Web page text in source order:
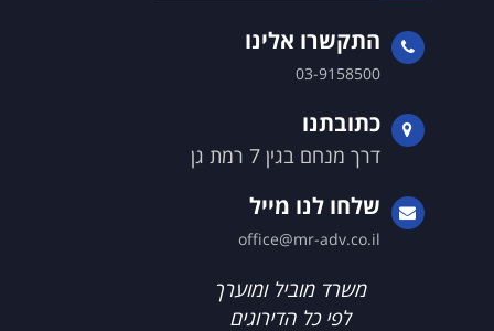
התקשרו אלינו
03-9158500
כתובתנו
דרך מנחם בגין 7 רמת גן
שלחו לנו מייל
office@mr-adv.co.il
משרד מוביל ומוערך
לפי כל הדירוגים